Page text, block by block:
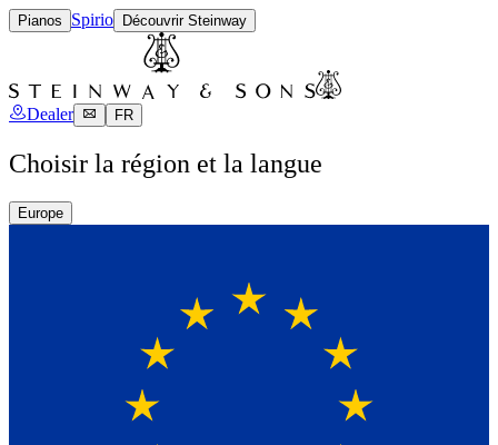
Pianos Spirio Découvrir Steinway
Dealer FR
Choisir la région et la langue
Europe